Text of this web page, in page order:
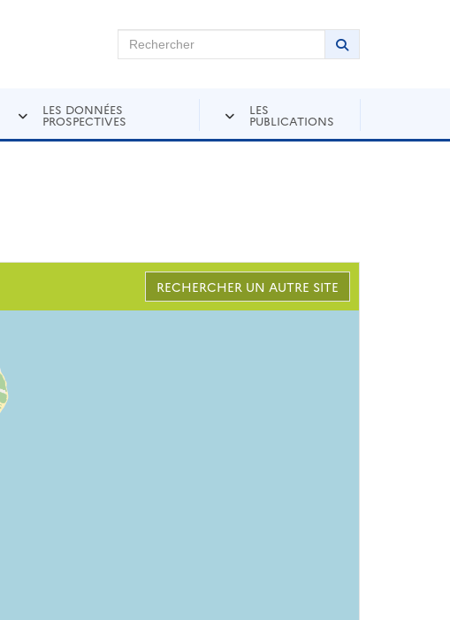
Rechercher sur Andra Inventaire Rechercher
Lancer la
LES DONNÉES
PROSPECTIVES
LES
PUBLICATIONS
RECHERCHER UN AUTRE SITE